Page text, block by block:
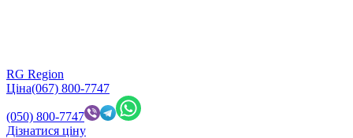
RG Region
Ціна(067) 800-7747
(050) 800-7747
Дізнатися ціну